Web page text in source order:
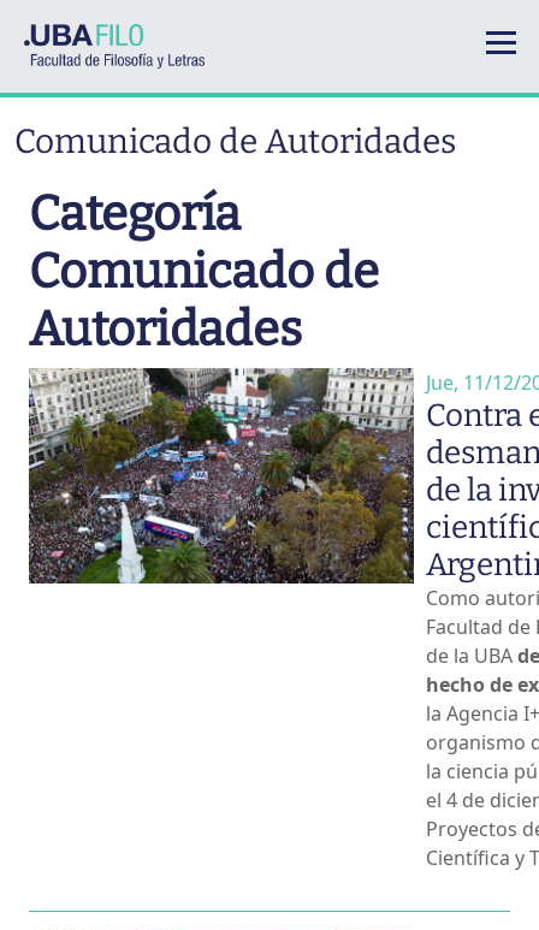
Comunicado de Autoridades
Categoría
Comunicado de
Autoridades
Jue, 11/12/
Contra
de la
Como
Facultad de
de la UBA
hecho de
la Agencia
organismo
la ciencia
el 4 de
Proyectos
Científica y